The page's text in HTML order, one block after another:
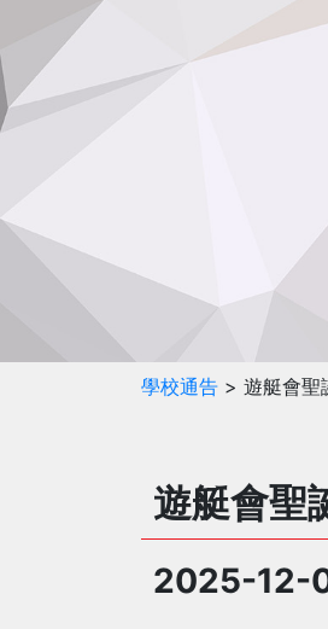
學校通告 > 遊艇會聖
遊艇會聖
2025-12-